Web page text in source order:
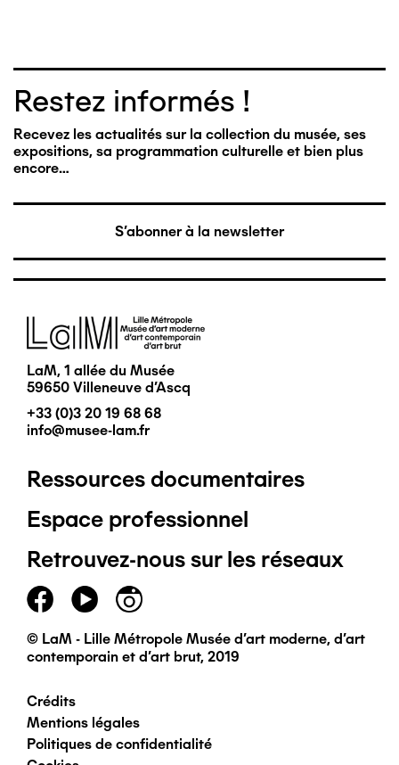
Restez informés !
Recevez les actualités sur la collection du musée, ses
expositions, sa programmation culturelle et bien plus
encore…
S'abonner à la newsletter
Image
LaM, 1 allée du Musée
59650 Villeneuve d'Ascq
+33 (0)3 20 19 68 68
info@musee-lam.fr
Pied
de
page
principal
Ressources documentaires
Espace professionnel
Retrouvez-nous sur les réseaux
© LaM - Lille Métropole Musée d'art moderne, d'art
contemporain et d'art brut, 2019
Pied
Crédits
Mentions légales
Politiques de confidentialité